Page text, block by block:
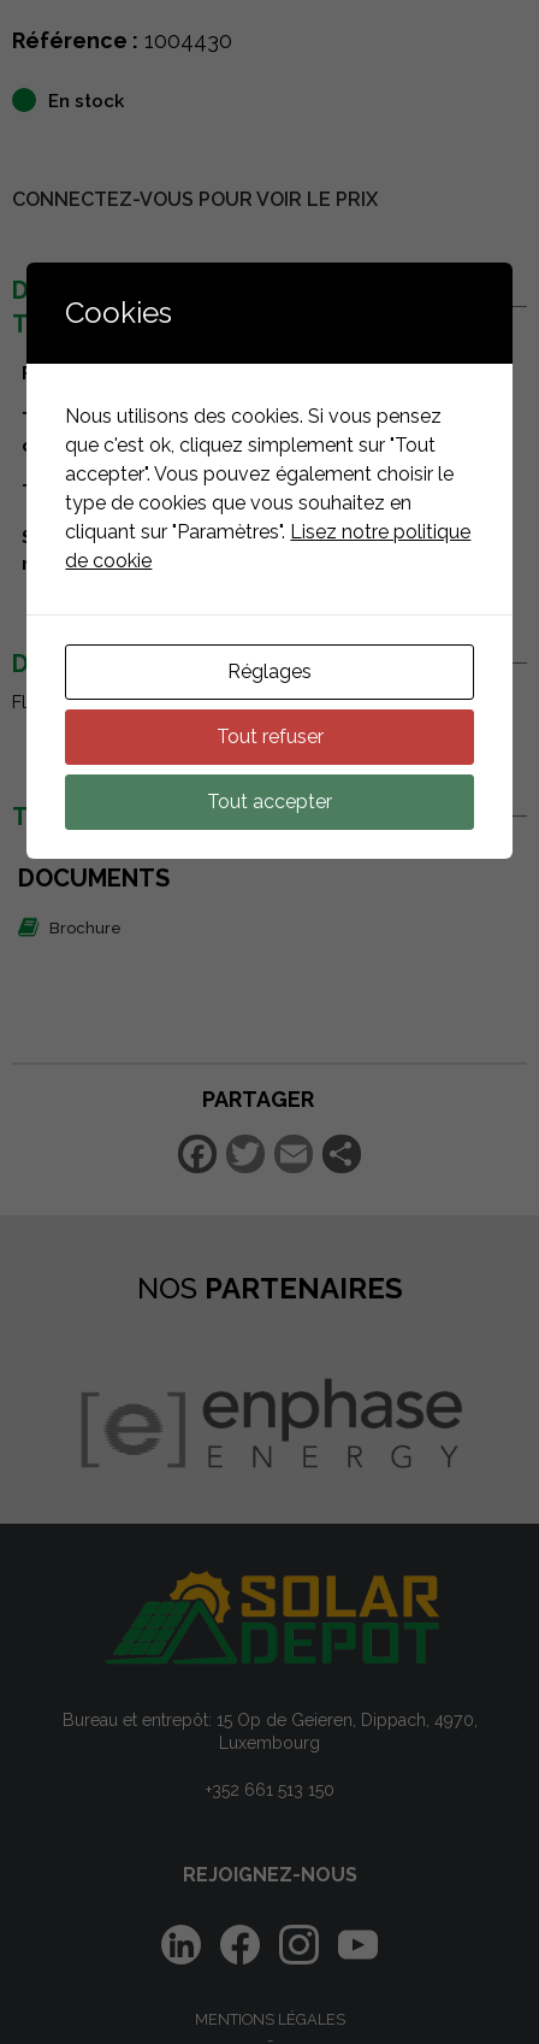
Référence : 1004430
En stock
CONNECTEZ-VOUS POUR VOIR LE PRIX
DÉTAILS
TECHNIQUES
Fabricant
Type de
composant
Accessoires
Type de toiture toitures terrasses
Systèmes de
montage
DESCRIPTION
FlatFix - Etrier Final 30mm Noir - 1004430.
TÉLÉCHARGEMENTS
DOCUMENTS
Brochure
PARTAGER
Facebook
Twitter
Email
NOS PARTENAIRES
Bureau et entrepôt: 15 Op de Geieren, Dippach, 4970,
Luxembourg
REJOIGNEZ-NOUS
Cookies
Nous utilisons des cookies. Si vous pensez
que c'est ok, cliquez simplement sur "Tout
accepter". Vous pouvez également choisir le
type de cookies que vous souhaitez en
cliquant sur "Paramètres". Lisez notre politique
de cookie
Réglages
Tout refuser
Tout accepter